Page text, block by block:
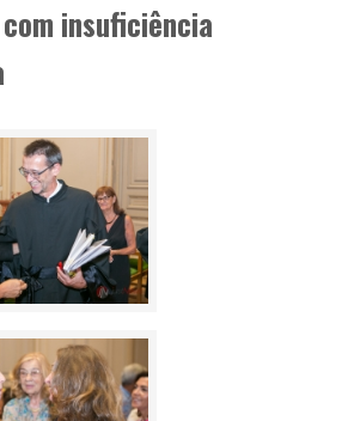
insuficiência